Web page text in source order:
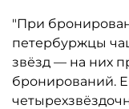
"При
петербуржцы
звёзд — на них
бронирований.